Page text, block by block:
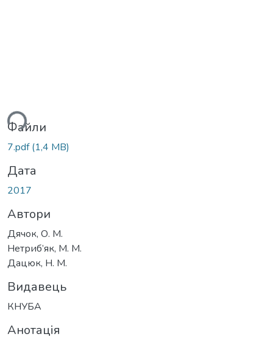
Файли
7.pdf(1,4 MB)
Дата
2017
Автори
Дячок, О. М.
Нетриб’як, М. М.
Дацюк, Н. М.
Видавець
КНУБА
Анотація